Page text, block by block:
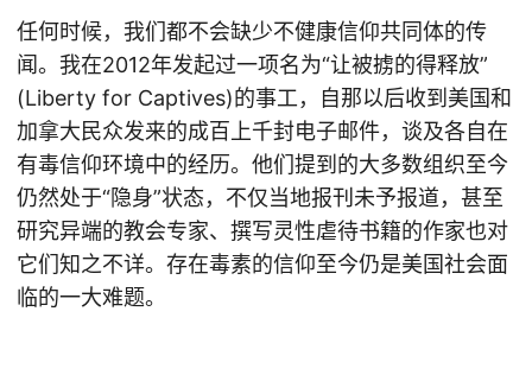
任何时候，我们都不会缺少不健康信仰共同体的传
闻。我在2012年发起过一项名为“让被掳的得释放”
(Liberty for Captives)的事工，自那以后收到美国和
加拿大民众发来的成百上千封电子邮件，谈及各自在
有毒信仰环境中的经历。他们提到的大多数组织至今
仍然处于“隐身”状态，不仅当地报刊未予报道，甚至
研究异端的教会专家、撰写灵性虐待书籍的作家也对
它们知之不详。存在毒素的信仰至今仍是美国社会面
临的一大难题。